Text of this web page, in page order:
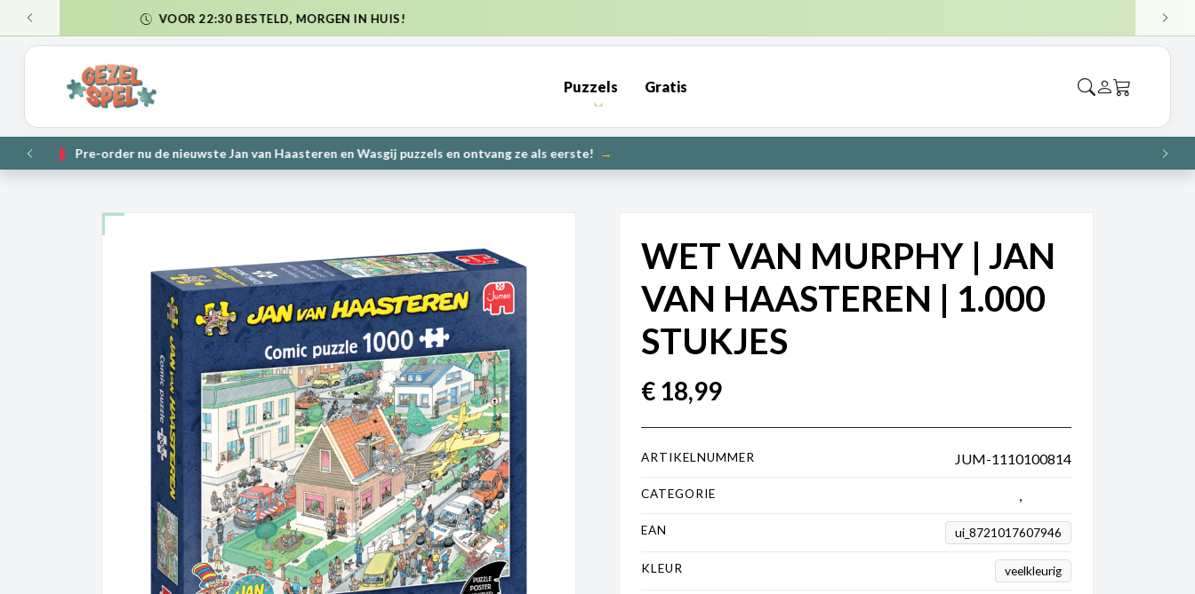
VORIGE VERZENDKOSTEN NL €6,95 (GRATIS VANAF €50) | BE €7,95 (GRATIS VANAF €75)
Puzzels Gratis
VORIGE NIEUW PRE-ORDER: Kunnen wij het maken? | Leverbaar in 1000 en 2000 stukjes
WET VAN MURPHY | JAN
VAN HAASTEREN | 1.000
STUKJES
€ 18,99
ARTIKELNUMMER JUM-1110100814
CATEGORIE ,
EAN ui_8721017607946
KLEUR veelkleurig